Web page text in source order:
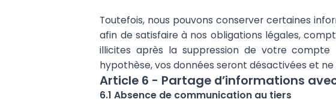
Toutefois, nous pouvons conserver certaines
afin de satisfaire à nos obligations légales,
illicites après la suppression de votre
hypothèse, vos données seront désactivées et
Article 6 - Partage d’informations
6.1 Absence de communication au tiers